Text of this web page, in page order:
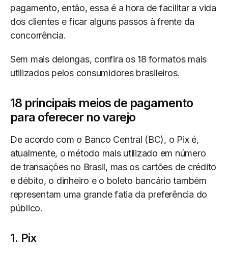
pagamento, então, essa é a hora de facilitar a vida
dos clientes e ficar alguns passos à frente da
concorrência.
Sem mais delongas, confira os 18 formatos mais
utilizados pelos consumidores brasileiros.
18 principais meios de pagamento
para oferecer no varejo
De acordo com o Banco Central (BC), o Pix é,
atualmente, o método mais utilizado em número
de transações no Brasil, mas os cartões de crédito
e débito, o dinheiro e o boleto bancário também
representam uma grande fatia da preferência do
público.
1. Pix